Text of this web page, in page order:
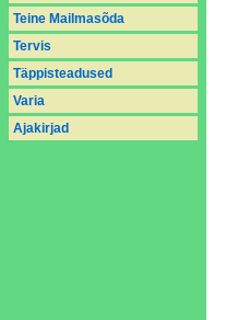
Teine Mailmasõda
Tervis
Täppisteadused
Varia
Аjakirjad